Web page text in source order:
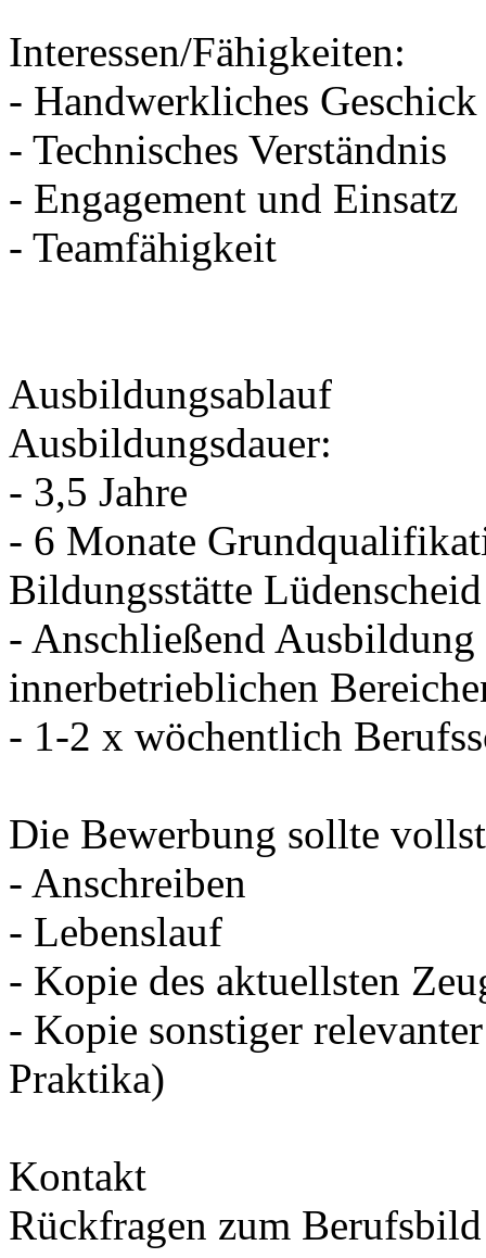
Interessen/Fähigkeiten:
- Handwerkliches Geschick
- Technisches Verständnis
- Engagement und Einsatz
- Teamfähigkeit
Ausbildungsablauf
Ausbildungsdauer:
- 3,5 Jahre
- 6 Monate
Bildungsstätte Lüdenscheid
- Anschließend Ausbildung
innerbetrieblichen
- 1-2 x wöchentlich
Die Bewerbung sollte
- Anschreiben
- Lebenslauf
- Kopie des aktuellsten
- Kopie sonstiger
Praktika)
Kontakt
Rückfragen zum